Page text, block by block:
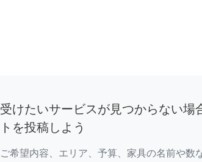
受けたいサービスが見つからない場
トを投稿しよう
ご希望内容、エリア、予算、家具の名前や数